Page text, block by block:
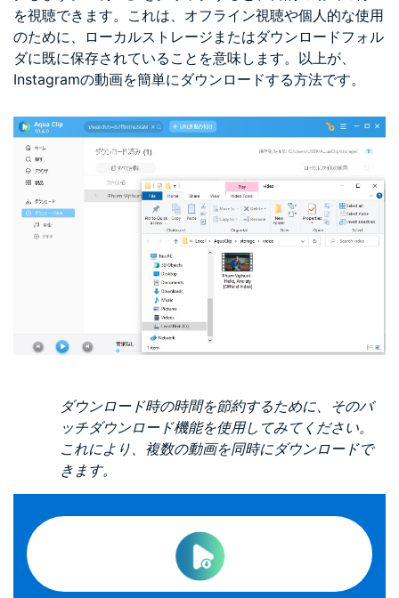
を視聴できます。これは、オフライン視聴や個人的な使用
のために、ローカルストレージまたはダウンロードフォル
ダに既に保存されていることを意味します。以上が、
Instagramの動画を簡単にダウンロードする方法です。
ダウンロード時の時間を節約するために、そのバ
ッチダウンロード機能を使用してみてください。
これにより、複数の動画を同時にダウンロードで
きます。